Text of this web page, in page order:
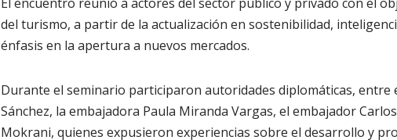
El encuentro reunió a actores del sector público y privado con el
del turismo, a partir de la actualización en sostenibilidad,
énfasis en la apertura a nuevos mercados.
Durante el seminario participaron autoridades diplomáticas, entre
Sánchez, la embajadora Paula Miranda Vargas, el embajador
Mokrani, quienes expusieron experiencias sobre el desarrollo y